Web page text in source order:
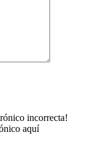
incorrecta!
aquí